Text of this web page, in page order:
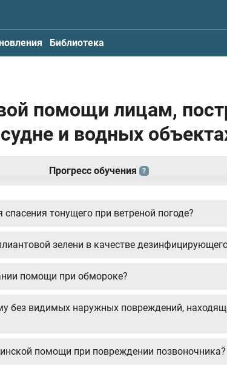
Библиотека
помощи лицам,
и водных
Прогресс обучения ?
тонущего при ветреной погоде?
зелени в качестве
помощи при обмороке?
без видимых наружных повреждений,
помощи при повреждении позвоночника?